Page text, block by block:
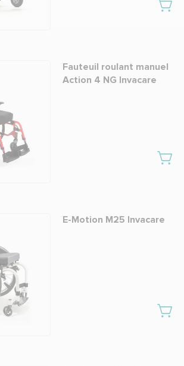
Fauteuil roulant manuel
Action 4 NG Invacare
E-Motion M25 Invacare